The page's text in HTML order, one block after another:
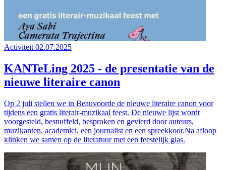
Activiteit 02.07.2025
KANTeLing 2025 - de presentatie van de
nieuwe literaire canon
Op 2 juli stellen we in Beauvoorde de nieuwe literaire canon voor
tijdens een gratis literair-muzikaal feest. De nieuwe lijst wordt
voorgesteld, besnuffeld, besproken en gevierd door auteurs,
muzikanten, academici, een journalist en een spreekkoor.Na afloop
klinken we samen op de literatuur met een feestelijk glas.